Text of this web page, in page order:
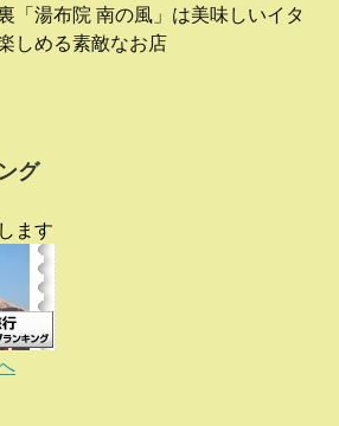
「湯布院 南の風」は美味しいイタ
しめる素敵なお店
グ
ます